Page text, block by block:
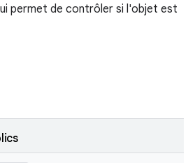
permet de contrôler si l'objet est